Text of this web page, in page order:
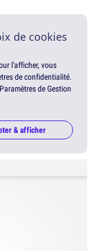
de cookies
l'afficher, vous
de confidentialité.
de Gestion
& afficher